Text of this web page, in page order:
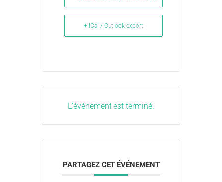
+ iCal / Outlook export
L'événement est terminé.
PARTAGEZ CET ÉVÉNEMENT